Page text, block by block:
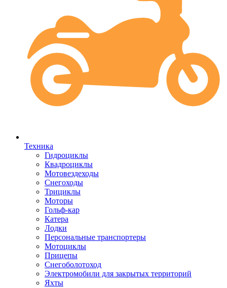
Техника
Гидроциклы
Квадроциклы
Мотовездеходы
Снегоходы
Трициклы
Моторы
Гольф-кар
Катера
Лодки
Персональные транспортеры
Мотоциклы
Прицепы
Снегоболотоход
Электромобили для закрытых территорий
Яхты